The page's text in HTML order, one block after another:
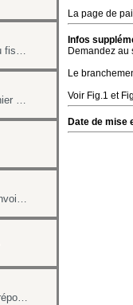
Choisir les versements éligibles au reçu fiscal
Exporter plusieurs factures dans un fichier pdf
Choix du modèle de mail utilisé pour l'envoi des factures
Type de versement différent suivant la réponse à une question d'un formulaire
La page de
Infos
Demandez au
Le
Voir Fig.1 et
Date de mise